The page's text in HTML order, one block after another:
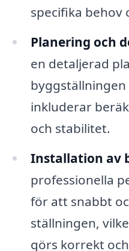
specifika behov
Planering och
en detaljerad
byggställningen
inkluderar
och stabilitet.
Installation av
professionella
för att snabbt
ställningen,
görs korrekt